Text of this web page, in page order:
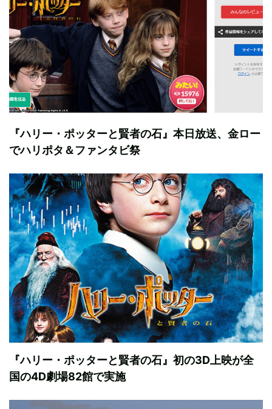
『ハリー・ポッターと賢者の石』本日放送、金ロー
でハリポタ＆ファンタビ祭
『ハリー・ポッターと賢者の石』初の3D上映が全
国の4D劇場82館で実施